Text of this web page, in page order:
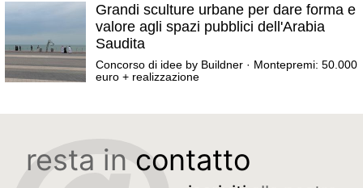
Grandi sculture urbane per dare forma e
valore agli spazi pubblici dell'Arabia
Saudita
Concorso di idee by Buildner · Montepremi: 50.000
euro + realizzazione
resta in contatto